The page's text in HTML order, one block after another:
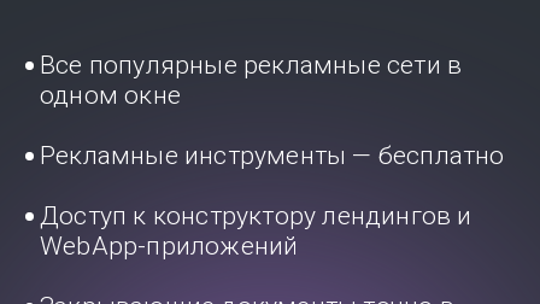
Все популярные рекламные сети в
одном окне
Рекламные инструменты — бесплатно
Доступ к конструктору лендингов и
WebApp-приложений